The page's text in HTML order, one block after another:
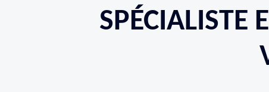
SPÉCIALISTE